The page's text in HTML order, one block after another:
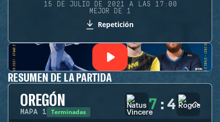
15 DE JULIO DE 2021 A LAS 17:00
MEJOR DE 1
Repetición
RESUMEN DE LA PARTIDA
OREGÓN
MAPA 1 Terminadas 7 : 4